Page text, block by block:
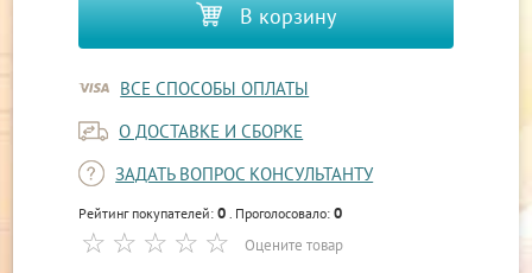
В корзину
ВСЕ СПОСОБЫ ОПЛАТЫ
О ДОСТАВКЕ И СБОРКЕ
ЗАДАТЬ ВОПРОС КОНСУЛЬТАНТУ
Рейтинг покупателей:0 . Проголосовало:0
Оцените товар